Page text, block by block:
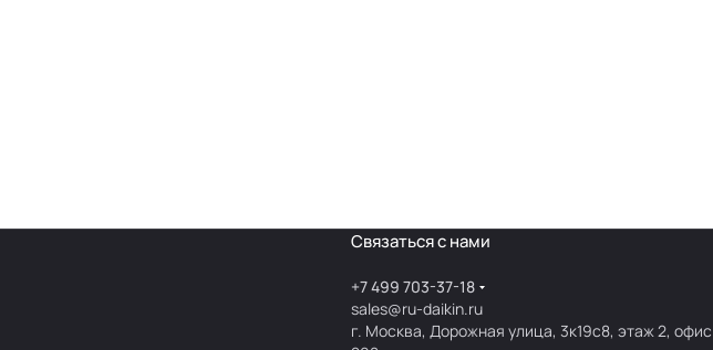
Связаться с нами
+7 499 703-37-18
sales@ru-daikin.ru
г. Москва, Дорожная улица, 3к19с8, этаж 2, офис